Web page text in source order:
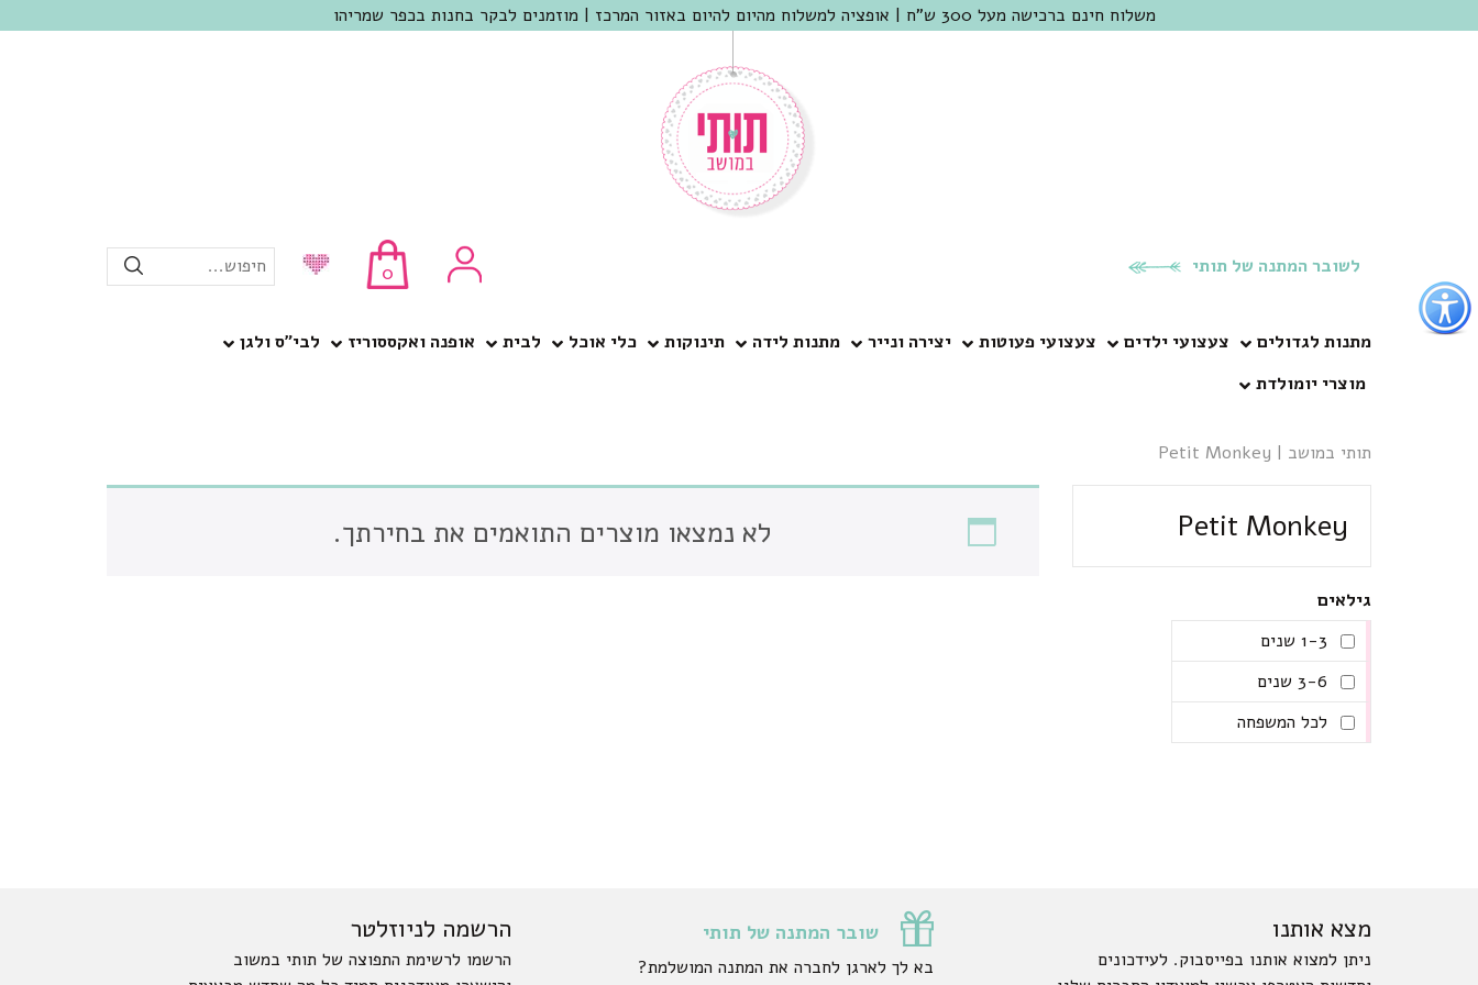
כפתור
לפתיחת
תפריט
נגישות
משלוח חינם ברכישה מעל 300 ש"ח | אופציה למשלוח מהיום להיום באזור המרכז | מוזמנים לבקר בחנות בכפר שמריהו
לשובר המתנה של תותי 0 חיפוש...
מתנות לגדולים צעצועי ילדים צעצועי פעוטות יצירה ונייר מתנות לידה תינוקות כלי אוכל לבית אופנה ואקססוריז
לבי”ס ולגן
מוצרי יומולדת
תותי במושב |
Petit Monkey
Petit Monkey
גילאים
1-3 שנים
3-6 שנים
לכל המשפחה
לא נמצאו מוצרים התואמים את בחירתך.
מצא אותנו
ניתן למצוא אותנו בפייסבוק. לעידכונים
שובר המתנה של תותי
בא לך לארגן לחברה את המתנה המושלמת?
הרשמה לניוזלטר
הרשמו לרשימת התפוצה של תותי במשוב